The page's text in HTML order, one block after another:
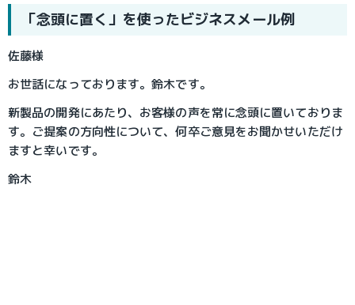
「念頭に置く」を使ったビジネスメール例
佐藤様
お世話になっております。鈴木です。
新製品の開発にあたり、お客様の声を常に念頭に置いておりま
す。ご提案の方向性について、何卒ご意見をお聞かせいただけ
ますと幸いです。
鈴木